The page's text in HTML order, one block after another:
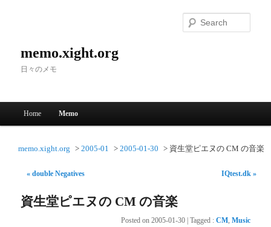
memo.xight.org
日々のメモ
Skip to primary content
Skip to secondary content
Home Memo
memo.xight.org 2005-01 2005-01-30 資生堂ピエヌの CM の音楽
« double Negatives IQtest.dk »
資生堂ピエヌの CM の音楽
Posted on 2005-01-30 Tagged : CM, Music